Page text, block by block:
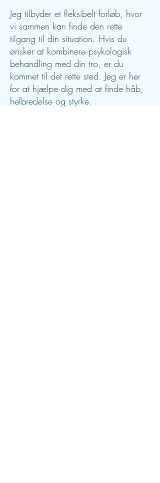
Jeg tilbyder et fleksibelt forløb, hvor
vi sammen kan finde den rette
tilgang til din situation. Hvis du
ønsker at kombinere psykologisk
behandling med din tro, er du
kommet til det rette sted. Jeg er her
for at hjælpe dig med at finde håb,
helbredelse og styrke.